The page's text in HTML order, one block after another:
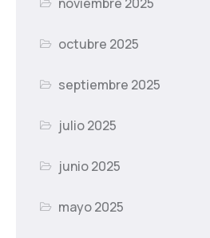
octubre 2025
septiembre 2025
julio 2025
junio 2025
mayo 2025